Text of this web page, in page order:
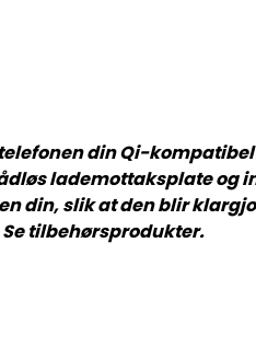
din Qi-
lademottaksplate og
din, slik at den blir
tilbehørsprodukter.